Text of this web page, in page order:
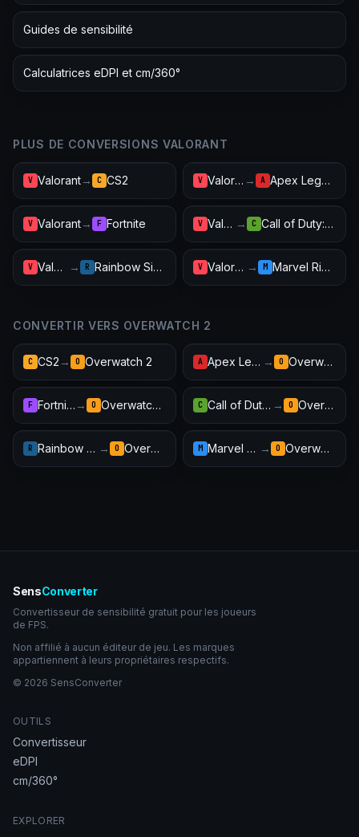
Guides de sensibilité
Calculatrices eDPI et cm/360°
PLUS DE CONVERSIONS VALORANT
V Valorant→ C CS2 V Valorant → A Apex Legends
V Valorant→ F Fortnite V Valorant → C Call of Duty: Warzone
V Valorant → R Rainbow Six Siege V Valorant → M Marvel Rivals
CONVERTIR VERS OVERWATCH 2
C CS2 → O Overwatch 2 A Apex Legends → O Overwatch 2
F Fortnite → O Overwatch 2 C Call of Duty: Warzone → O Overwatch 2
R Rainbow Six Siege → O Overwatch 2 M Marvel Rivals → O Overwatch 2
SensConverter
Convertisseur de sensibilité gratuit pour les joueurs
de FPS.
Non affilié à aucun éditeur de jeu. Les marques
appartiennent à leurs propriétaires respectifs.
© 2026 SensConverter
OUTILS
Convertisseur
eDPI
cm/360°
EXPLORER